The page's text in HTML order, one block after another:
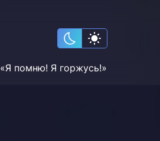
«Я помню! Я горжусь!»